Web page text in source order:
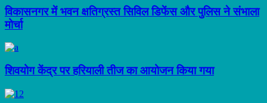
विकासनगर में भवन क्षतिग्रस्त सिविल डिफेंस और पुलिस ने संभाला
मोर्चा
शिवयोग केंद्र पर हरियाली तीज का आयोजन किया गया